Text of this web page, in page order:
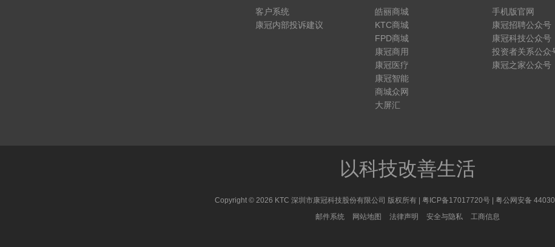
客户系统
康冠内部投诉建议
皓丽商城
KTC商城
FPD商城
康冠商用
康冠医疗
康冠智能
商城众网
大屏汇
手机版官网
康冠招聘公众号
康冠科技公众号
投资者关系公众
康冠之家公众号
以科技改善生活
Copyright © 2026 KTC 深圳市康冠科技股份有限公司 版权所有 | 粤ICP备17017720号
粤公网安备
邮件系统
网站地图 法律声明 安全与隐私 工商信息